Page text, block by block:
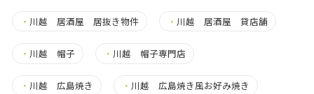
・ 川越 居酒屋 居抜き物件 ・ 川越 居酒屋 貸店舗
・ 川越 帽子 ・ 川越 帽子専門店
・ 川越 広島焼き ・ 川越 広島焼き風お好み焼き